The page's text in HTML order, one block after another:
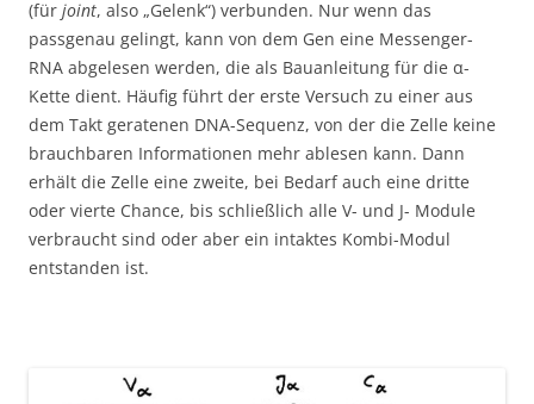
(für joint, also „Gelenk“) verbunden. Nur wenn das
passgenau gelingt, kann von dem Gen eine Messenger-
RNA abgelesen werden, die als Bauanleitung für die α-
Kette dient. Häufig führt der erste Versuch zu einer aus
dem Takt geratenen DNA-Sequenz, von der die Zelle keine
brauchbaren Informationen mehr ablesen kann. Dann
erhält die Zelle eine zweite, bei Bedarf auch eine dritte
oder vierte Chance, bis schließlich alle V- und J- Module
verbraucht sind oder aber ein intaktes Kombi-Modul
entstanden ist.